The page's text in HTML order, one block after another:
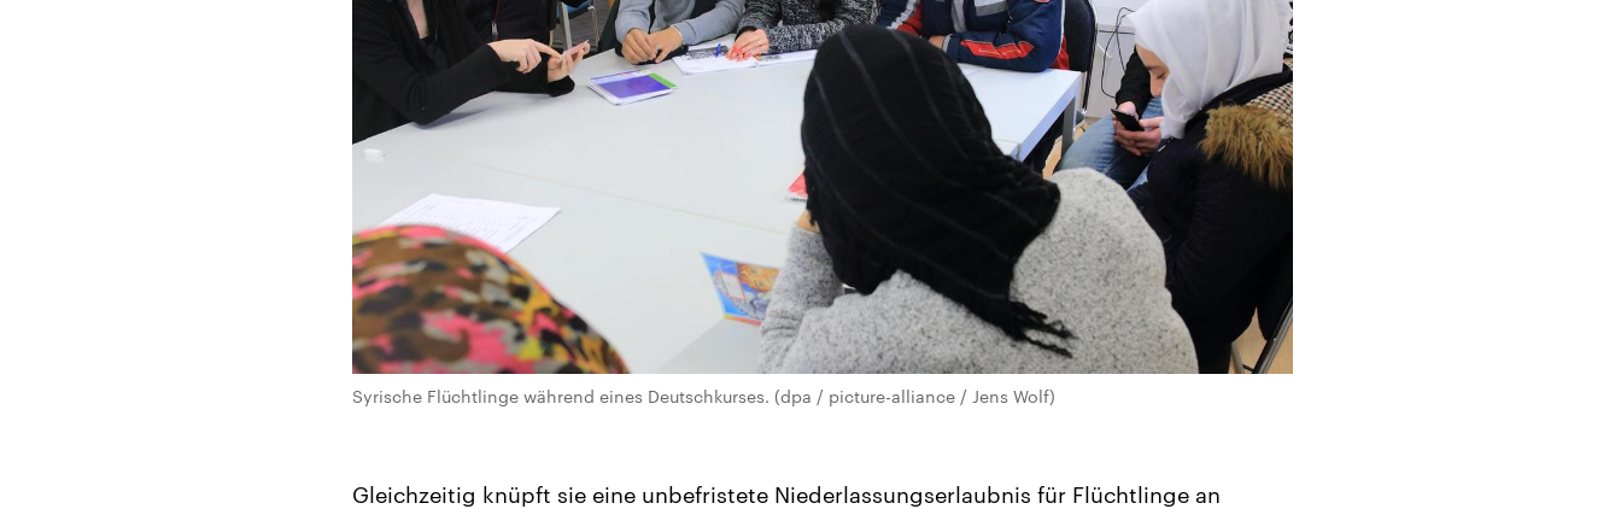
Syrische Flüchtlinge während eines Deutschkurses. (dpa / picture-alliance / Jens Wolf)
Gleichzeitig knüpft sie eine unbefristete Niederlassungserlaubnis für Flüchtlinge an